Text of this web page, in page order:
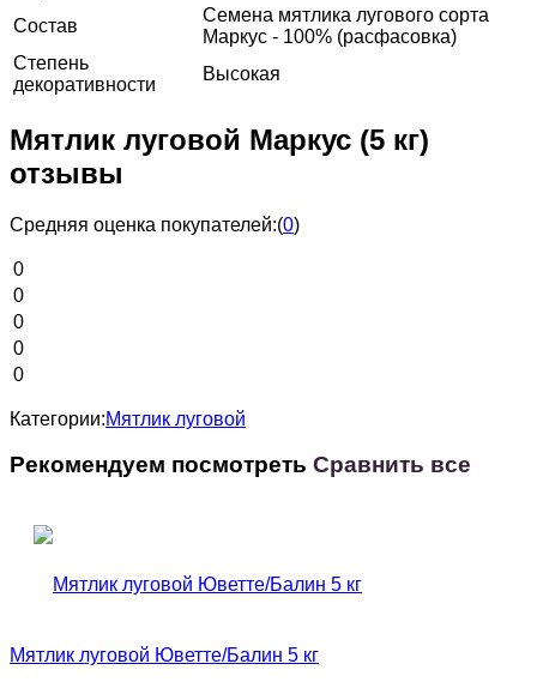
Состав
Семена мятлика лугового сорта
Маркус - 100% (расфасовка)
Степень
декоративности
Высокая
Мятлик луговой Маркус (5 кг)
отзывы
Средняя оценка покупателей:(0)
0
0
0
0
0
Категории:Мятлик луговой
Рекомендуем посмотреть Сравнить все
Мятлик луговой Юветте/Балин 5 кг